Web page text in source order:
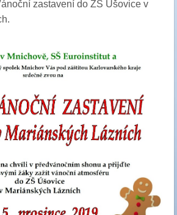
zastavení do ZŠ Úšovice v